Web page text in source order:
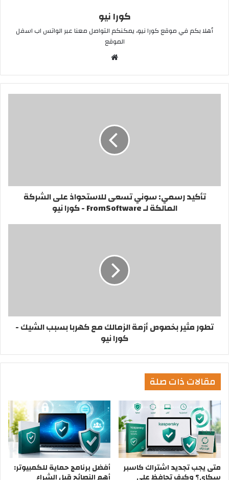
كورا نيو
أهلا بكم في موقع كورا نيو، يمكنكم التواصل معنا عبر الواتس اب اسفل
الموقع
تأكيد رسمي: سوني تسعى للاستحواذ على الشركة
المالكة لـ FromSoftware - كورا نيو
تطور مثير بخصوص أزمة الزمالك مع كهربا بسبب الشيك -
كورا نيو
مقالات ذات صلة
متى يجب تجديد اشتراك كاسبر أفضل برنامج حماية للكمبيوتر: